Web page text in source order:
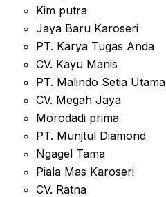
Kim putra
Jaya Baru Karoseri
PT. Karya Tugas Anda
CV. Kayu Manis
PT. Malindo Setia Utama
CV. Megah Jaya
Morodadi prima
PT. Munjtul Diamond
Ngagel Tama
Piala Mas Karoseri
CV. Ratna